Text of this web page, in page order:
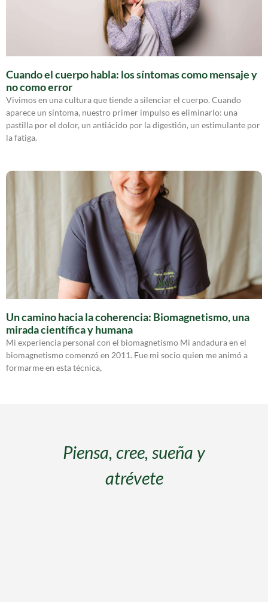
Cuando el cuerpo habla: los síntomas como mensaje y
no como error
Vivimos en una cultura que tiende a silenciar el cuerpo. Cuando
aparece un síntoma, nuestro primer impulso es eliminarlo: una
pastilla por el dolor, un antiácido por la digestión, un estimulante por
la fatiga.
Un camino hacia la coherencia: Biomagnetismo, una
mirada científica y humana
Mi experiencia personal con el biomagnetismo Mi andadura en el
biomagnetismo comenzó en 2011. Fue mi socio quien me animó a
formarme en esta técnica,
Piensa, cree, sueña y
atrévete